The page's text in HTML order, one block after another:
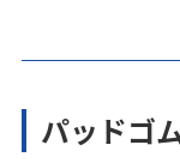
パッドゴ